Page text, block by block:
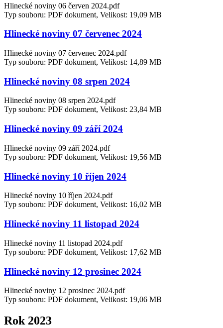
Hlinecké noviny 06 červen 2024.pdf
Typ souboru: PDF dokument, Velikost: 19,09 MB
Hlinecké noviny 07 červenec 2024
Hlinecké noviny 07 červenec 2024.pdf
Typ souboru: PDF dokument, Velikost: 14,89 MB
Hlinecké noviny 08 srpen 2024
Hlinecké noviny 08 srpen 2024.pdf
Typ souboru: PDF dokument, Velikost: 23,84 MB
Hlinecké noviny 09 září 2024
Hlinecké noviny 09 září 2024.pdf
Typ souboru: PDF dokument, Velikost: 19,56 MB
Hlinecké noviny 10 říjen 2024
Hlinecké noviny 10 říjen 2024.pdf
Typ souboru: PDF dokument, Velikost: 16,02 MB
Hlinecké noviny 11 listopad 2024
Hlinecké noviny 11 listopad 2024.pdf
Typ souboru: PDF dokument, Velikost: 17,62 MB
Hlinecké noviny 12 prosinec 2024
Hlinecké noviny 12 prosinec 2024.pdf
Typ souboru: PDF dokument, Velikost: 19,06 MB
Rok 2023